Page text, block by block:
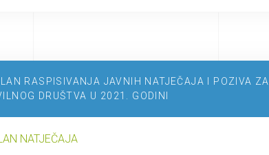
RASPISIVANJA JAVNIH NATJEČAJA I POZIVA
DRUŠTVA U 2021. GODINI
NATJEČAJA